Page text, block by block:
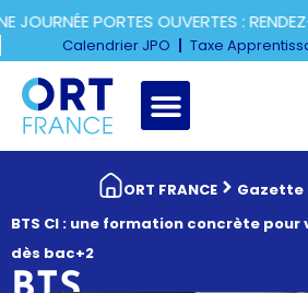
PORTES OUVERTES :
Calendrier JPO Taxe
ORT FRANCE
Gazette
BTS CI : une formation concrète
dès bac+2